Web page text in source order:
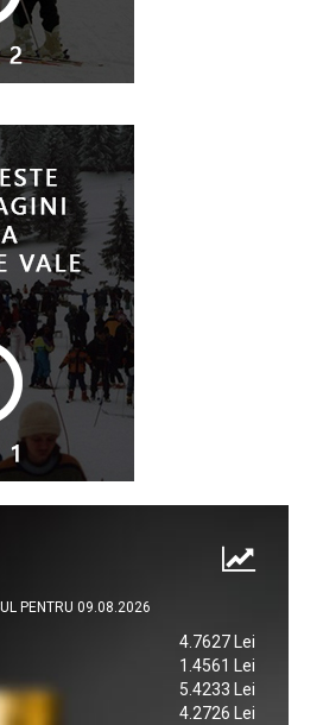
PENTRU 09.08.2026
4.7627 Lei
1.4561 Lei
5.4233 Lei
4.2726 Lei